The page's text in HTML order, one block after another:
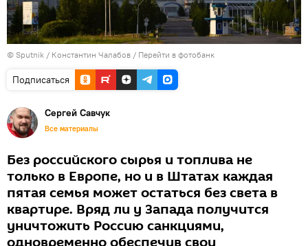
© Sputnik / Константин Чалабов / Перейти в фотобанк
Подписаться
Сергей Савчук
Все материалы
Без российского сырья и топлива не
только в Европе, но и в Штатах каждая
пятая семья может остаться без света в
квартире. Вряд ли у Запада получится
уничтожить Россию санкциями,